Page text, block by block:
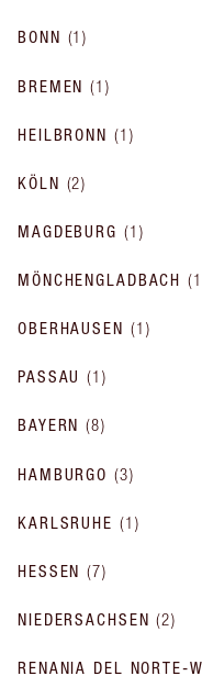
BONN (1)
BREMEN (1)
HEILBRONN (1 )
KÖLN (2)
MAGDEBURG (1 )
MÖNCHENGLADBACH (1
OBERHAUSEN (1 )
PASSAU (1)
BAYERN (8)
HAMBURGO (3)
KARLSRUHE (1 )
HESSEN (7)
NIEDERSACHSEN (2)
RENANIA DEL NORTE-